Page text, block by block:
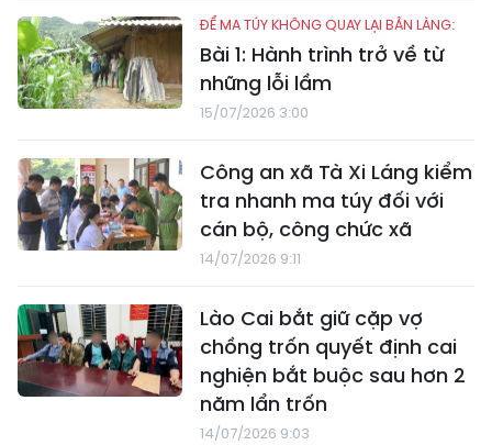
ĐỂ MA TÚY KHÔNG QUAY LẠI BẢN LÀNG:
Bài 1: Hành trình trở về từ
những lỗi lầm
15/07/2026 3:00
Công an xã Tà Xi Láng kiểm
tra nhanh ma túy đối với
cán bộ, công chức xã
14/07/2026 9:11
Lào Cai bắt giữ cặp vợ
chồng trốn quyết định cai
nghiện bắt buộc sau hơn 2
năm lẩn trốn
14/07/2026 9:03